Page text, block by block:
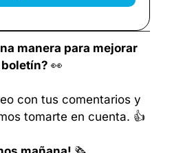
manera para mejorar
👀
con tus comentarios y
tomarte en cuenta. 👍